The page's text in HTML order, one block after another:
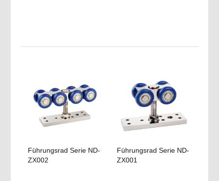
Führungsrad Serie ND-
ZX002
Führungsrad Serie ND-
ZX001